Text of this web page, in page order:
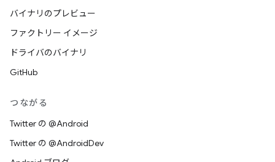
バイナリのプレビュー
ファクトリー イメージ
ドライバのバイナリ
GitHub
つながる
Twitter の @Android
Twitter の @AndroidDev